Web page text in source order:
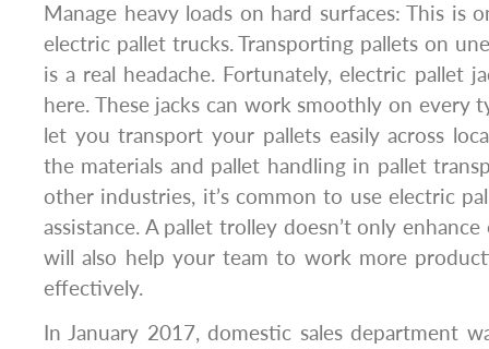
Manage heavy loads on hard surfaces: This is
electric pallet trucks. Transporting pallets on
is a real headache. Fortunately, electric pallet
here. These jacks can work smoothly on every
let you transport your pallets easily across
the materials and pallet handling in pallet
other industries, it’s common to use electric
assistance. A pallet trolley doesn’t only
will also help your team to work more
effectively.
In January 2017, domestic sales department